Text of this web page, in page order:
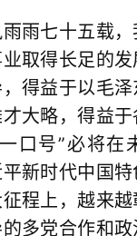
七十五载，
取得长足的
得益于以毛
大略，得益
口号”必将在
新时代中国
程上，越来
多党合作和